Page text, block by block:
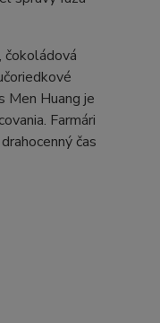
čokoládová
Men Huang je
Farmári
čas